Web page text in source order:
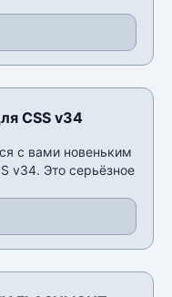
CSS v34
с вами новеньким
v34. Это серьёзное